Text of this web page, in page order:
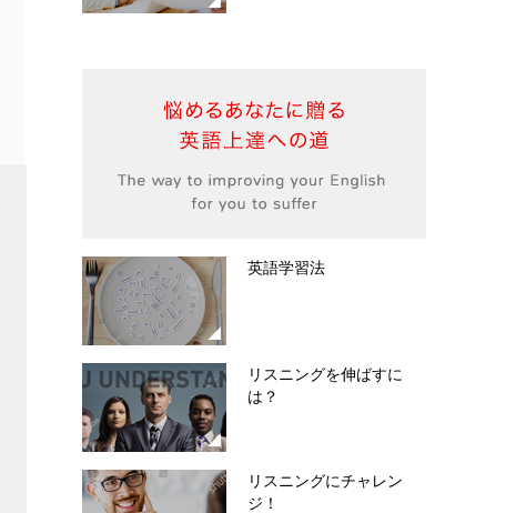
英語学習法
リスニングを伸ばすに
は？
リスニングにチャレン
ジ！